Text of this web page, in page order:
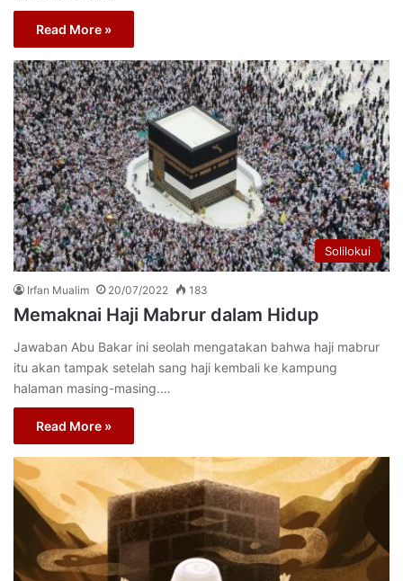
Read More »
Solilokui
Irfan Mualim 20/07/2022 183
Memaknai Haji Mabrur dalam Hidup
Jawaban Abu Bakar ini seolah mengatakan bahwa haji mabrur
itu akan tampak setelah sang haji kembali ke kampung
halaman masing-masing.…
Read More »